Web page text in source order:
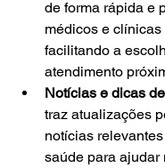
de forma rápida e
médicos e
facilitando a
atendimento
Notícias e dicas
traz atualizações
notícias
saúde para ajudar